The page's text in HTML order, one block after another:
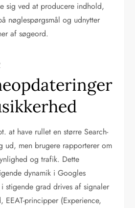
sig ved at producere indhold,
nøglespørgsmål og udnytter
af søgeord.
at have rullet en større Search-
ud, men brugere rapporterer om
og trafik. Dette
dynamik i Googles
stigende grad drives af signaler
EEAT-principper (Experience,